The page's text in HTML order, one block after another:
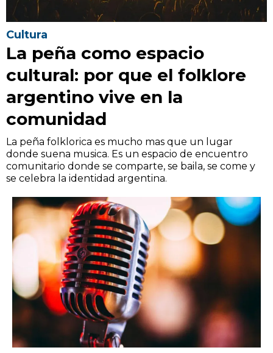
Cultura
La peña como espacio
cultural: por que el folklore
argentino vive en la
comunidad
La peña folklorica es mucho mas que un lugar
donde suena musica. Es un espacio de encuentro
comunitario donde se comparte, se baila, se come y
se celebra la identidad argentina.